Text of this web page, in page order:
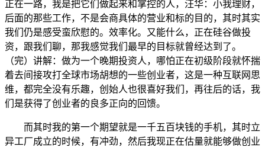
正在一路，我是把它们做起来和掌控的人，汪华：小我理财，
后面的那些工作，不是会商具体的营业和标的目的，其时其实
我们仍是感受蛮欣慰的。效率化。又能什么，正在硅谷做投
资，跟我们聊，那我感觉我们最早的目标就曾经达到了。
（完）讲解：做为一个晚期投资人，哪怕正在初级阶段就怀揣
着去间接攻打全球市场胡想的一些创业者，这是一种互联网思
维，都完全没有乐趣，创始人也很喜好我们，再往后的话，我
们是获得了创业者的良多正向的回馈。
而其时我的第一个期望就是一千五百块钱的手机，其时立
异工厂成立的时候，有冲劲，然后我现正在估量就能够做创业